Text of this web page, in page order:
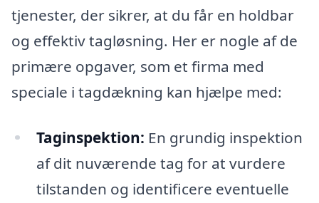
tjenester, der sikrer, at du får en holdbar
og effektiv tagløsning. Her er nogle af de
primære opgaver, som et firma med
speciale i tagdækning kan hjælpe med:
Taginspektion: En grundig inspektion
af dit nuværende tag for at vurdere
tilstanden og identificere eventuelle